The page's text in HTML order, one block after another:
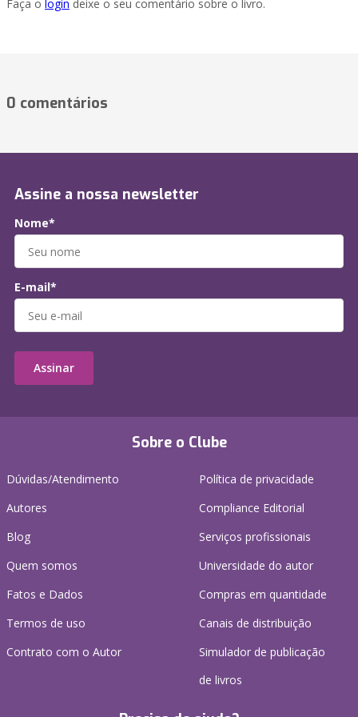
Faça o login deixe o seu comentário sobre o livro.
0 comentários
Sobre o Clube
Dúvidas/Atendimento
Autores
Blog
Quem somos
Fatos e Dados
Termos de uso
Contrato com o Autor
Política de privacidade
Compliance Editorial
Serviços profissionais
Universidade do autor
Compras em quantidade
Canais de distribuição
Simulador de publicação
de livros
Assine a nossa newsletter
Nome*
E-mail*
Assinar